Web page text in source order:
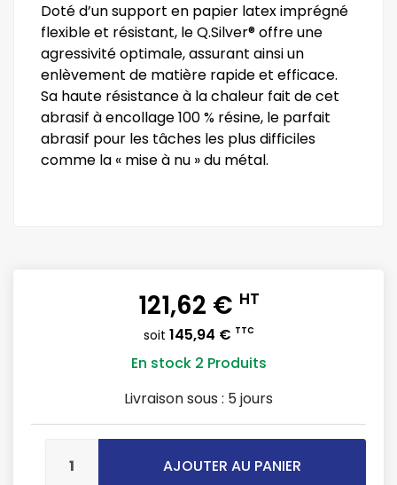
Doté d’un support en papier latex imprégné
flexible et résistant, le Q.Silver® offre une
agressivité optimale, assurant ainsi un
enlèvement de matière rapide et efficace.
Sa haute résistance à la chaleur fait de cet
abrasif à encollage 100 % résine, le parfait
abrasif pour les tâches les plus difficiles
comme la « mise à nu » du métal.
121,62 € HT
soit 145,94 € TTC
En stock 2 Produits
Livraison sous : 5 jours
AJOUTER AU PANIER